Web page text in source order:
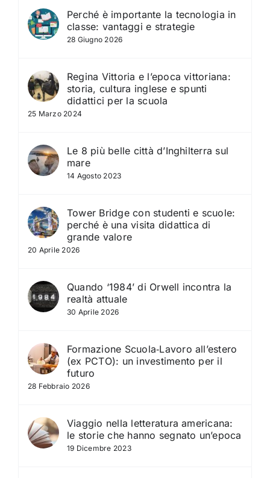
Perché è importante la tecnologia in
classe: vantaggi e strategie
28 Giugno 2026
Regina Vittoria e l’epoca vittoriana:
storia, cultura inglese e spunti
didattici per la scuola
25 Marzo 2024
Le 8 più belle città d’Inghilterra sul
mare
14 Agosto 2023
Tower Bridge con studenti e scuole:
perché è una visita didattica di
grande valore
20 Aprile 2026
Quando ‘1984’ di Orwell incontra la
realtà attuale
30 Aprile 2026
Formazione Scuola‑Lavoro all’estero
(ex PCTO): un investimento per il
futuro
28 Febbraio 2026
Viaggio nella letteratura americana:
le storie che hanno segnato un’epoca
19 Dicembre 2023